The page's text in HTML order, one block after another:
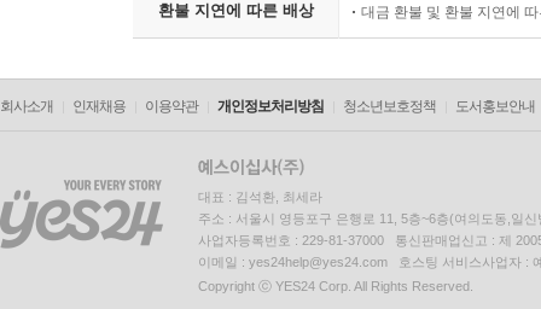
환불 지연에 따른 배상 대금 환불 및 환불 지연에
회사소개 인재채용 이용약관 개인정보처리방침 청소년보호정책 도서홍보안내
대표 : 김석환, 최세라
주소 : 서울시 영등포구 은행로 11, 5층~6층(여의도동,일신
사업자등록번호 : 229-81-37000 통신판매업신고 : 제
이메일 : yes24help@yes24.com 호스팅 서비스사업자 :
Copyright ⓒ YES24 Corp. All Rights Reserved.